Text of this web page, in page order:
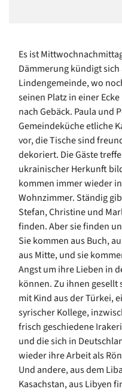
Es ist
Dämmerung kündigt sich
Lindengemeinde, wo
seinen Platz in einer
nach Gebäck. Paula und
Gemeindeküche etliche
vor, die Tische sind
dekoriert. Die Gäste
ukrainischer Herkunft
kommen immer wieder
Wohnzimmer. Ständig
Stefan, Christine und
finden. Aber sie finden
Sie kommen aus Buch,
aus Mitte, und sie
Angst um ihre Lieben in
können. Zu ihnen gesellt
mit Kind aus der Türkei,
syrischer Kollege,
frisch geschiedene
und die sich in
wieder ihre Arbeit als
Und andere, aus dem
Kasachstan, aus Libyen